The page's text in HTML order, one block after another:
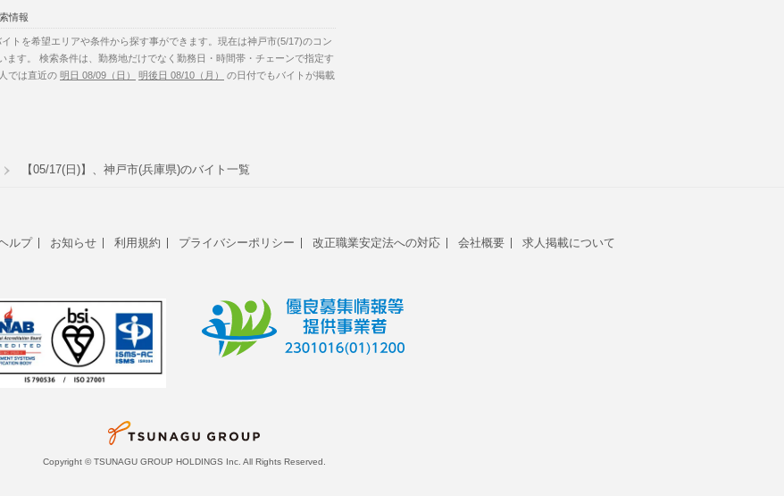
情報
トを希望エリアや条件から探す事ができます。現在は神戸市(5/17)のコン
ます。 検索条件は、勤務地だけでなく勤務日・時間帯・チェーンで指定す
では直近の 明日 08/09（日） 明後日 08/10（月）
の日付でもバイトが掲載
【05/17(日)】、神戸市(兵庫県)のバイト一覧
ルプ お知らせ 利用規約 プライバシーポリシー 改正職業安定法への対応 会社概要 求人掲載について
Copyright © TSUNAGU GROUP HOLDINGS Inc. All Rights Reserved.